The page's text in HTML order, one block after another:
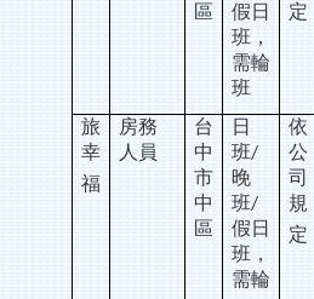
區
假日
班，
需輪
班
定
旅
幸
福
房務
人員
台
中
市
中
區
日
班/
晚
班/
假日
班，
需輪
依
公
司
規
定